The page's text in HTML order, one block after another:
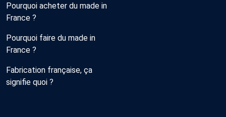
Pourquoi acheter du made in
France ?
Pourquoi faire du made in
France ?
Fabrication française, ça
signifie quoi ?